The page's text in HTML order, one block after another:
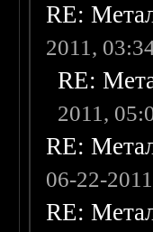
RE:
2011,
RE:
2011,
RE:
06-22-
RE: